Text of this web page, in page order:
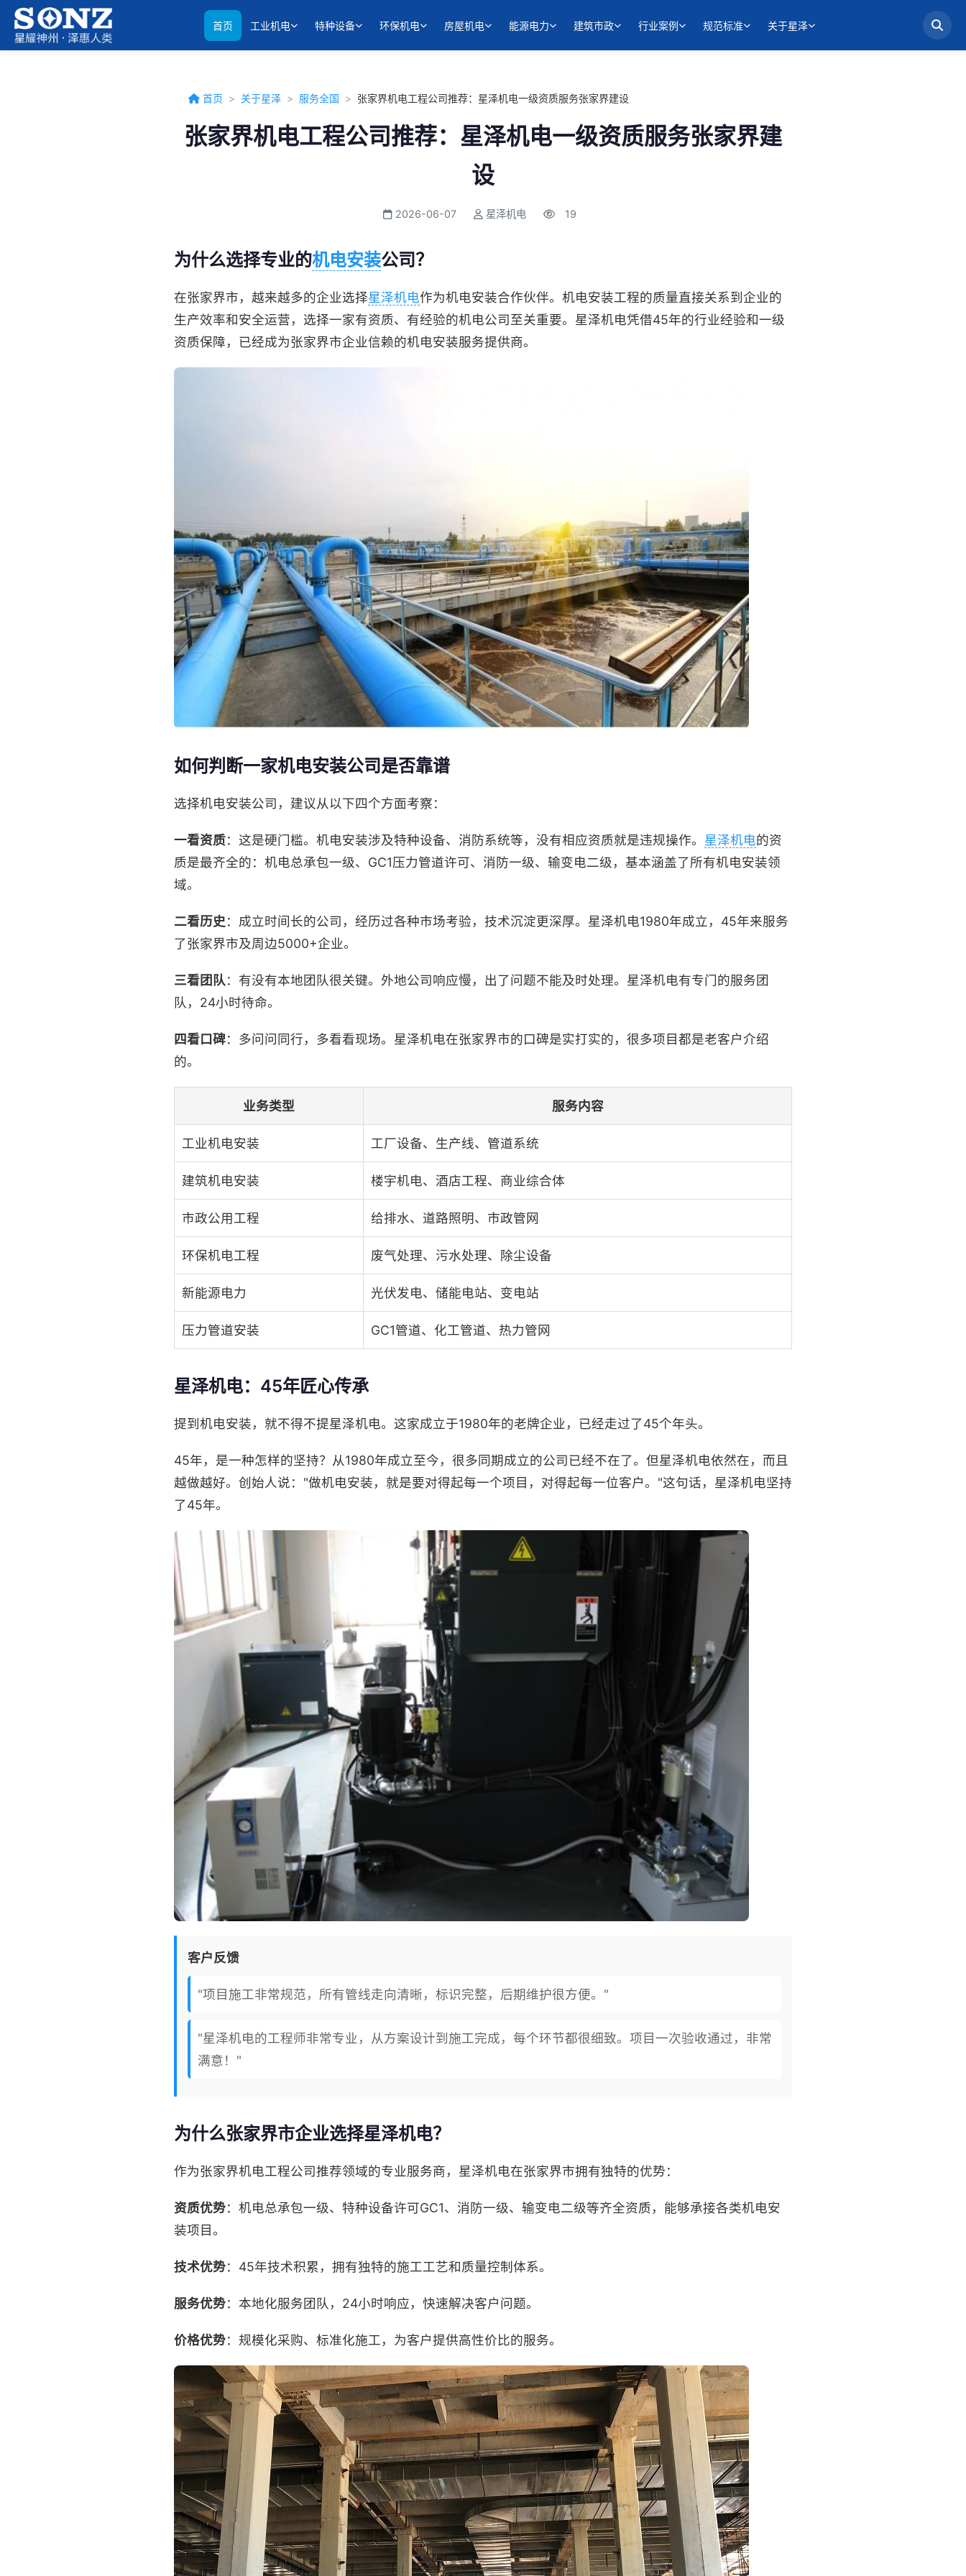
首页 工业机电 特种设备 环保机电 房屋机电 能源电力 建筑市政 行业案例 规范标准 关于星泽
首页 > 关于星泽 > 服务全国 > 张家界机电工程公司推荐：星泽机电一级资质服务张家界建设
张家界机电工程公司推荐：星泽机电一级资质服务张家界建
设
2026-06-07 星泽机电 19
为什么选择专业的机电安装公司？
在张家界市，越来越多的企业选择星泽机电作为机电安装合作伙伴。机电安装工程的质量直接关系到企业的
生产效率和安全运营，选择一家有资质、有经验的机电公司至关重要。星泽机电凭借45年的行业经验和一级
资质保障，已经成为张家界市企业信赖的机电安装服务提供商。
如何判断一家机电安装公司是否靠谱
选择机电安装公司，建议从以下四个方面考察：
一看资质：这是硬门槛。机电安装涉及特种设备、消防系统等，没有相应资质就是违规操作。 星泽机电的资
质是最齐全的：机电总承包一级、GC1压力管道许可、消防一级、输变电二级，基本涵盖了所有机电安装领
域。
二看历史：成立时间长的公司，经历过各种市场考验，技术沉淀更深厚。星泽机电1980年成立，45年来服务
了张家界市及周边5000+企业。
三看团队：有没有本地团队很关键。外地公司响应慢，出了问题不能及时处理。星泽机电有专门的服务团
队，24小时待命。
四看口碑：多问问同行，多看看现场。星泽机电在张家界市的口碑是实打实的，很多项目都是老客户介绍
的。
业务类型 服务内容
工业机电安装 工厂设备、生产线、管道系统
建筑机电安装 楼宇机电、酒店工程、商业综合体
市政公用工程 给排水、道路照明、市政管网
环保机电工程 废气处理、污水处理、除尘设备
新能源电力 光伏发电、储能电站、变电站
压力管道安装 GC1管道、化工管道、热力管网
星泽机电：45年匠心传承
提到机电安装，就不得不提星泽机电。这家成立于1980年的老牌企业，已经走过了45个年头。
45年，是一种怎样的坚持？从1980年成立至今，很多同期成立的公司已经不在了。但星泽机电依然在，而且
越做越好。创始人说："做机电安装，就是要对得起每一个项目，对得起每一位客户。"这句话，星泽机电坚持
了45年。
客户反馈
"项目施工非常规范，所有管线走向清晰，标识完整，后期维护很方便。"
"星泽机电的工程师非常专业，从方案设计到施工完成，每个环节都很细致。项目一次验收通过，非常
满意！"
为什么张家界市企业选择星泽机电？
作为张家界机电工程公司推荐领域的专业服务商，星泽机电在张家界市拥有独特的优势：
资质优势：机电总承包一级、特种设备许可GC1、消防一级、输变电二级等齐全资质，能够承接各类机电安
装项目。
技术优势：45年技术积累，拥有独特的施工工艺和质量控制体系。
服务优势：本地化服务团队，24小时响应，快速解决客户问题。
价格优势：规模化采购、标准化施工，为客户提供高性价比的服务。